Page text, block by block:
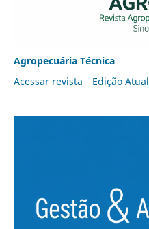
Agropecuária Técnica
Acessar revista
Edição Atual